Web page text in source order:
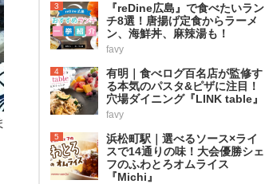
3
『reDine広島』で食べたいラン
チ8選！唐揚げ定食からラーメ
ン、海鮮丼、麻辣湯も！
favy
4
有明｜食べログ百名店が監修す
る本気のパスタ&ピザに注目！
穴場ダイニング『LINK table』
favy
5
浜松町駅｜選べるソース×ライ
スで14通りの味！大会優勝シェ
フのふわとろオムライス
『Michi』